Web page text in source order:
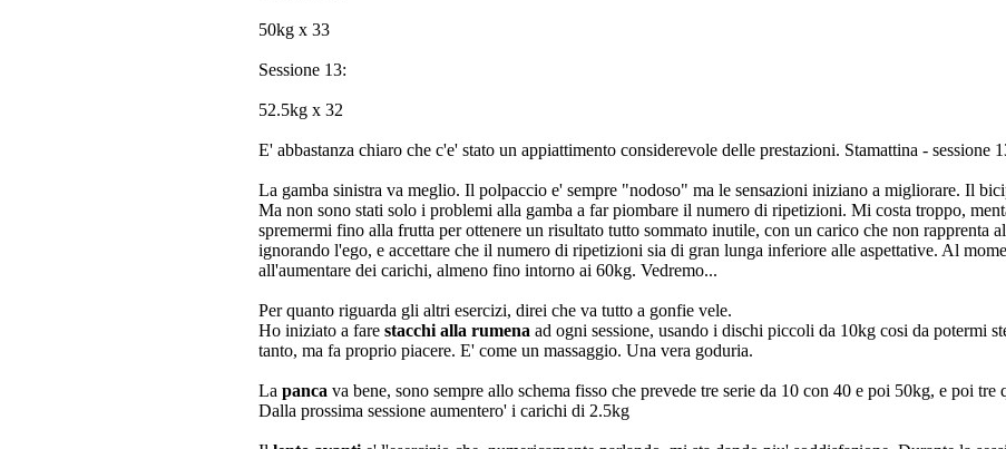
50kg x 33
Sessione 13:
52.5kg x 32
E' abbastanza chiaro che c'e' stato un appiattimento considerevole delle prestazioni. Stamattina -
La gamba sinistra va meglio. Il polpaccio e' sempre "nodoso" ma le sensazioni iniziano a migliorare. Il
Ma non sono stati solo i problemi alla gamba a far piombare il numero di ripetizioni. Mi costa troppo,
spremermi fino alla frutta per ottenere un risultato tutto sommato inutile, con un carico che non rapprenta
ignorando l'ego, e accettare che il numero di ripetizioni sia di gran lunga inferiore alle aspettative. Al
all'aumentare dei carichi, almeno fino intorno ai 60kg. Vedremo...
Per quanto riguarda gli altri esercizi, direi che va tutto a gonfie vele.
Ho iniziato a fare stacchi alla rumena ad ogni sessione, usando i dischi piccoli da 10kg cosi da potermi
tanto, ma fa proprio piacere. E' come un massaggio. Una vera goduria.
La panca va bene, sono sempre allo schema fisso che prevede tre serie da 10 con 40 e poi 50kg, e poi tre
Dalla prossima sessione aumentero' i carichi di 2.5kg